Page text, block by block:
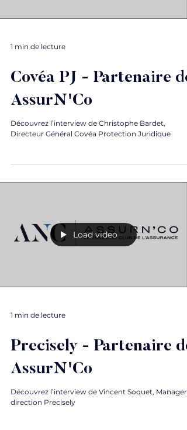
1 min de lecture
Covéa PJ - Partenaire de
AssurN'Co
Découvrez l’interview de Christophe Bardet,
Directeur Général Covéa Protection Juridique
Load video
1 min de lecture
Precisely - Partenaire de
AssurN'Co
Découvrez l’interview de Vincent Soquet, Manager
direction Precisely